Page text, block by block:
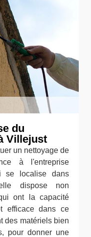
du
Villejust
un nettoyage de
à l'entreprise
se localise dans
dispose non
ont la capacité
efficace dans ce
des matériels bien
pour donner une